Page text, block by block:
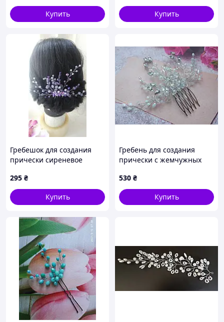
Купить
Купить
Гребешок для создания
прически сиреневое
295 ₴
Купить
Гребень для создания
прически с жемчужных
530 ₴
Купить